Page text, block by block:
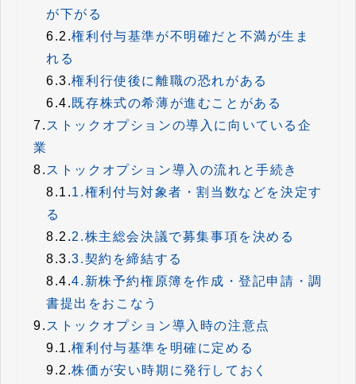
が下がる
6.2.権利付与基準が不明確だと不満が生ま
れる
6.3.権利行使後に離職の恐れがある
6.4. 既存株式の希薄が進むことがある
7. ストックオプションの導入に向いている企
業
8. ストックオプション導入の流れと手続き
8.1.1.権利付与対象者・割当数などを決定す
る
8.2.2.株主総会決議で募集事項を決める
8.3.3.契約を締結する
8.4.4.新株予約権原簿を作成・登記申請・調
書提出をおこなう
9. ストックオプション導入時の注意点
9.1.権利付与基準を明確に定める
9.2.株価が安い時期に発行しておく